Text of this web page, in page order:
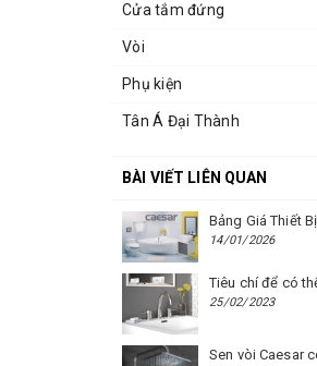
Cửa tắm đứng
Vòi
Phụ kiện
Tân Á Đại Thành
BÀI VIẾT LIÊN QUAN
14/01/2026
25/02/2023